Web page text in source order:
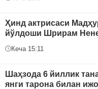
Ҳинд актрисаси
йўлдоши Шрирам
Кеча 15:11
Шаҳзода 6 йиллик
янги тарона билан